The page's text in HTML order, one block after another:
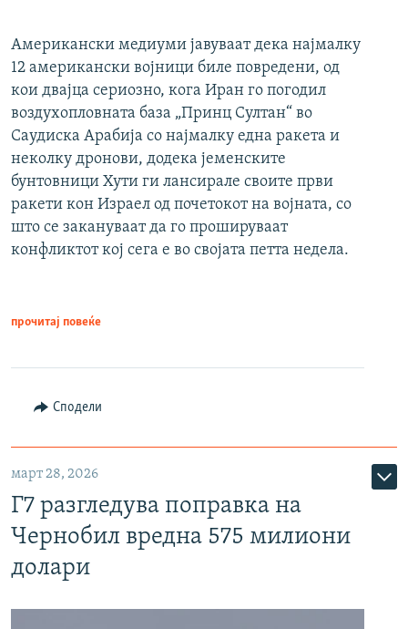
Американски медиуми јавуваат дека најмалку
12 американски војници биле повредени, од
кои двајца сериозно, кога Иран го погодил
воздухопловната база „Принц Султан“ во
Саудиска Арабија со најмалку една ракета и
неколку дронови, додека јеменските
бунтовници Хути ги лансирале своите први
ракети кон Израел од почетокот на војната, со
што се закануваат да го прошируваат
конфликтот кој сега е во својата петта недела.
прочитај повеќе
Сподели
март 28, 2026
Г7 разгледува поправка на
Чернобил вредна 575 милиони
долари